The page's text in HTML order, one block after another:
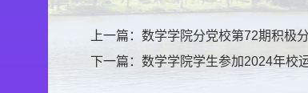
上一篇： 数学学院分党校第72期积极
下一篇： 数学学院学生参加2024年校